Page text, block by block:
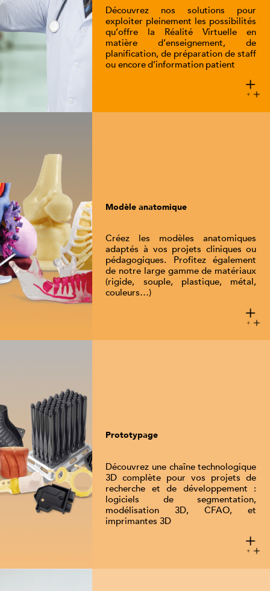
Découvrez nos solutions pour
exploiter pleinement les possibilités
qu’offre la Réalité Virtuelle en
matière d’enseignement, de
planification, de préparation de staff
ou encore d’information patient
Modèle anatomique
Créez les modèles anatomiques
adaptés à vos projets cliniques ou
pédagogiques. Profitez également
de notre large gamme de matériaux
(rigide, souple, plastique, métal,
couleurs…)
Prototypage
Découvrez une chaîne technologique
3D complète pour vos projets de
recherche et de développement :
logiciels de segmentation,
modélisation 3D, CFAO, et
imprimantes 3D